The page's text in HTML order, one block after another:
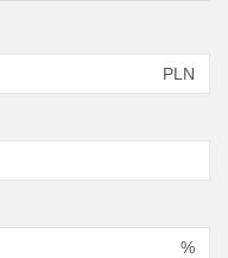
PLN
%